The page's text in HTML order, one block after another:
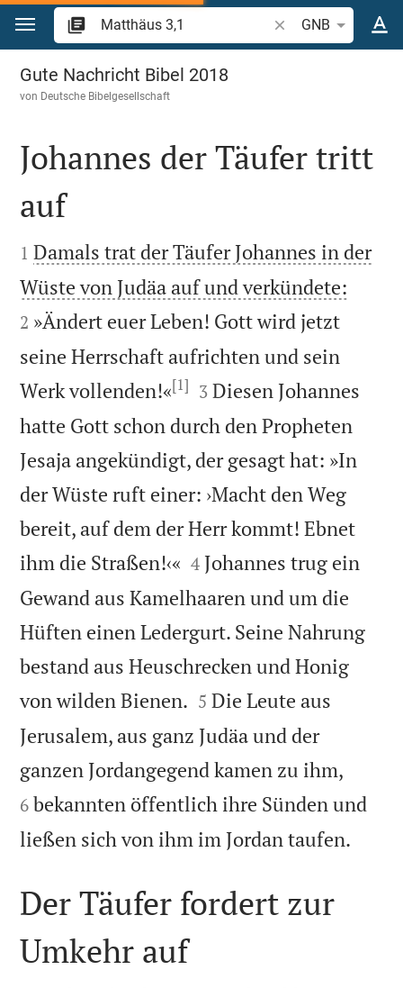
Zum Inhalt springen
Bibelstelle oder
GNB
Matthäus 3
Gute Nachricht Bibel 2018
von Deutsche Bibelgesellschaft

Johannes der Täufer tritt
auf

1 Damals trat der Täufer Johannes in der
Wüste von Judäa auf und verkündete:
2 »Ändert euer Leben! Gott wird jetzt
seine Herrschaft aufrichten und sein
Werk vollenden!«[1] 

3 Diesen Johannes
hatte Gott schon durch den Propheten
Jesaja angekündigt, der gesagt hat: »In
der Wüste ruft einer: ›Macht den Weg
bereit, auf dem der Herr kommt! Ebnet
ihm die Straßen!‹« 

4 Johannes trug ein
Gewand aus Kamelhaaren und um die
Hüften einen Ledergurt. Seine Nahrung
bestand aus Heuschrecken und Honig
von wilden Bienen. 

5 Die Leute aus
Jerusalem, aus ganz Judäa und der
ganzen Jordangegend kamen zu ihm,
6 bekannten öffentlich ihre Sünden und
ließen sich von ihm im Jordan taufen.
Der Täufer fordert zur
Umkehr auf